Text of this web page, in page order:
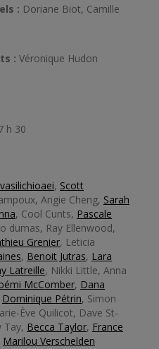
: Doriane Biot, Camille
: Véronique Hudon
h 30
, Scott
Angie Cheng, Sarah
, Cool Cunts, Pascale
dumas, Ray Ellenwood,
Grenier, Leticia
, Benoit Jutras, Lara
Latreille, Nikki Little, Anna
McComber, Dana
Dominique Pétrin, Simon
Ève Quilicot, Dave St-
Tay, Becca Taylor, France
Marilou Verschelden